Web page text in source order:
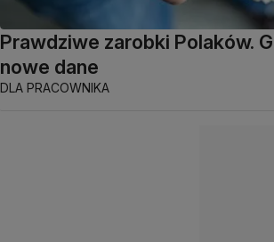
Prawdziwe zarobki Polaków.
nowe dane
DLA PRACOWNIKA